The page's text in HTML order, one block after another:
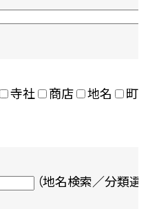
寺社 商店 地名
町村
（地名検索／分類選択